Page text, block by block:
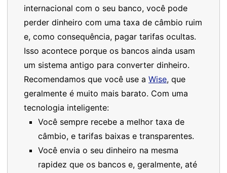
internacional com o seu banco, você pode
perder dinheiro com uma taxa de câmbio ruim
e, como consequência, pagar tarifas ocultas.
Isso acontece porque os bancos ainda usam
um sistema antigo para converter dinheiro.
Recomendamos que você use a Wise, que
geralmente é muito mais barato. Com uma
tecnologia inteligente:
Você sempre recebe a melhor taxa de
câmbio, e tarifas baixas e transparentes.
Você envia o seu dinheiro na mesma
rapidez que os bancos e, geralmente, até